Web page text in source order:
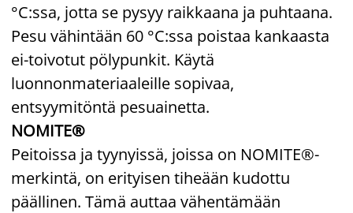
°C:ssa, jotta se pysyy raikkaana ja puhtaana.
Pesu vähintään 60 °C:ssa poistaa kankaasta
ei-toivotut pölypunkit. Käytä
luonnonmateriaaleille sopivaa,
entsyymitöntä pesuainetta.
NOMITE®
Peitoissa ja tyynyissä, joissa on NOMITE®-
merkintä, on erityisen tiheään kudottu
päällinen. Tämä auttaa vähentämään